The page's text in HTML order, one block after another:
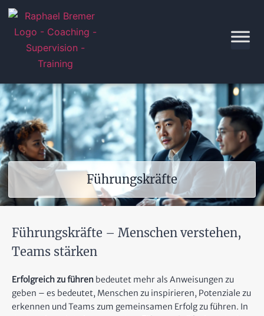
Führungskräfte
Führungskräfte – Menschen verstehen,
Teams stärken
Erfolgreich zu führen bedeutet mehr als Anweisungen zu
geben – es bedeutet, Menschen zu inspirieren, Potenziale zu
erkennen und Teams zum gemeinsamen Erfolg zu führen. In